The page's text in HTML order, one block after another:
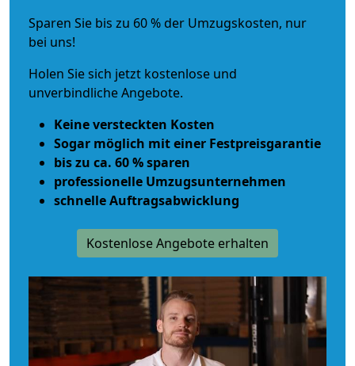
Sparen Sie bis zu 60 % der Umzugskosten, nur
bei uns!
Holen Sie sich jetzt kostenlose und
unverbindliche Angebote.
Keine versteckten Kosten
Sogar möglich mit einer Festpreisgarantie
bis zu ca. 60 % sparen
professionelle Umzugsunternehmen
schnelle Auftragsabwicklung
Kostenlose Angebote erhalten